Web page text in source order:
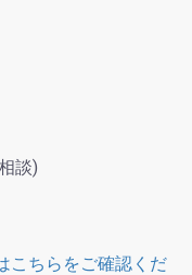
談)
こちらをご確認くだ